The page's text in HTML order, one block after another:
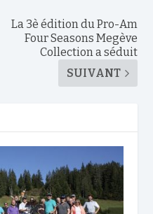
La 3è édition du Pro-Am
Four Seasons Megève
Collection a séduit
SUIVANT